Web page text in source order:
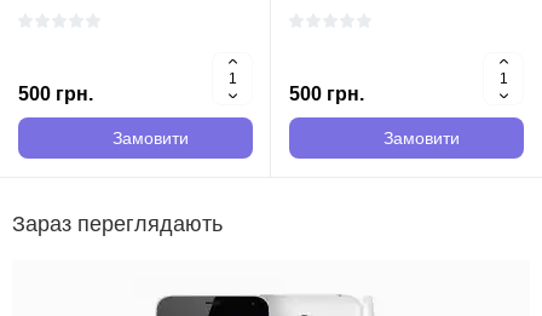
марок і моделей. Наша
команда
висококваліфікованих
техніків ..
500 грн.
Замовити
китайська компанія, що
спеціалізується на
виробництв..
500 грн.
Замовити
Зараз переглядають